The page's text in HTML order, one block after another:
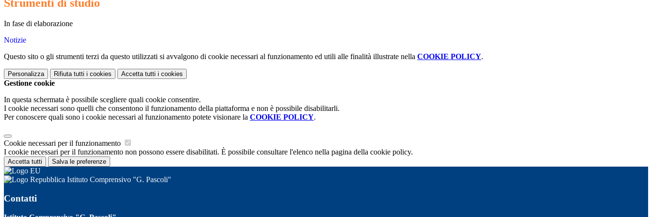
Strumenti di studio
In fase di elaborazione
Notizie
Questo sito o gli strumenti terzi da questo utilizzati si avvalgono di cookie necessari al funzionamento ed utili alle finalità illustrate nella COOKIE POLICY.
Personalizza Rifiuta tutti i cookies Accetta tutti i cookies
Gestione cookie
In questa schermata è possibile scegliere quali cookie consentire.
I cookie necessari sono quelli che consentono il funzionamento della piattaforma e non è possibile disabilitarli.
Per conoscere quali sono i cookie necessari al funzionamento potete visionare la COOKIE POLICY.
Cookie necessari per il funzionamento
I cookie necessari per il funzionamento non possono essere disabilitati. È possibile consultare l'elenco nella pagina della cookie policy.
Accetta tutti Salva le preferenze
Istituto Comprensivo "G. Pascoli"
Contatti